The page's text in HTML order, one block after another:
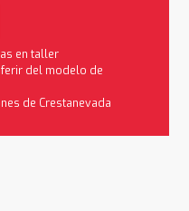
en taller
del modelo de
de Crestanevada